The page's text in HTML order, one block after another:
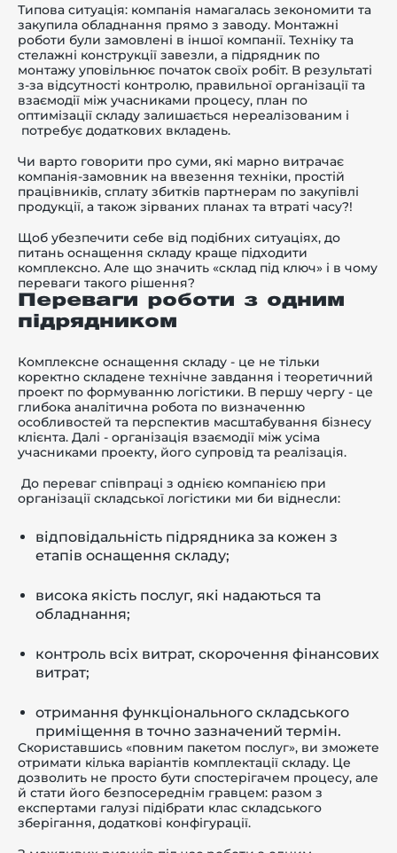
Типова ситуація: компанія намагалась зекономити та
закупила обладнання прямо з заводу. Монтажні
роботи були замовлені в іншої компанії. Техніку та
стелажні конструкції завезли, а підрядник по
монтажу уповільнює початок своїх робіт. В результаті
з-за відсутності контролю, правильної організації та
взаємодії між учасниками процесу, план по
оптимізації складу залишається нереалізованим і
потребує додаткових вкладень.
Чи варто говорити про суми, які марно витрачає
компанія-замовник на ввезення техніки, простій
працівників, сплату збитків партнерам по закупівлі
продукції, а також зірваних планах та втраті часу?!
Щоб убезпечити себе від подібних ситуаціях, до
питань оснащення складу краще підходити
комплексно. Але що значить «склад під ключ» і в чому
переваги такого рішення?
Переваги роботи з одним
підрядником
Комплексне оснащення складу - це не тільки
коректно складене технічне завдання і теоретичний
проект по формуванню логістики. В першу чергу - це
глибока аналітична робота по визначенню
особливостей та перспектив масштабування бізнесу
клієнта. Далі - організація взаємодії між усіма
учасниками проекту, його супровід та реалізація.
До переваг співпраці з однією компанією при
організації складської логістики ми би віднесли:
відповідальність підрядника за кожен з
етапів оснащення складу;
висока якість послуг, які надаються та
обладнання;
контроль всіх витрат, скорочення фінансових
витрат;
отримання функціонального складського
приміщення в точно зазначений термін.
Скориставшись «повним пакетом послуг», ви зможете
отримати кілька варіантів комплектації складу. Це
дозволить не просто бути спостерігачем процесу, але
й стати його безпосереднім гравцем: разом з
експертами галузі підібрати клас складського
зберігання, додаткові конфігурації.